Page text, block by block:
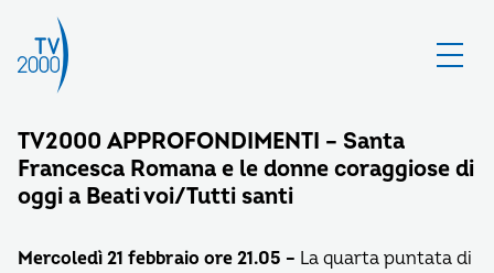
TV2000 APPROFONDIMENTI – Santa
Francesca Romana e le donne coraggiose di
oggi a Beati voi/Tutti santi
Mercoledì 21 febbraio ore 21.05 – La quarta puntata di